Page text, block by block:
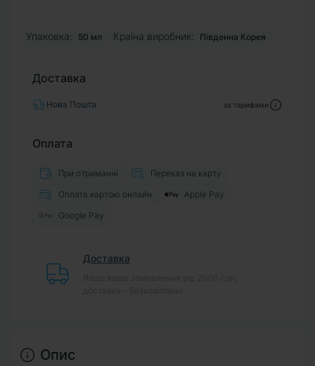
Упаковка: 50 мл Країна виробник: Південна Корея
Доставка
Нова Пошта за тарифами
Оплата
При отриманні
Переказ на карту
Оплата картою онлайн
Apple Pay
Google Pay
Доставка
Опис